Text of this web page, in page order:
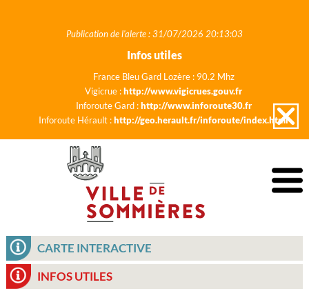
Publication de l'alerte : 31/07/2026 20:13:03
Infos utiles
France Bleu Gard Lozère : 90.2 Mhz
Vigicrue :http://www.vigicrues.gouv.fr
Inforoute Gard :http://www.inforoute30.fr
Inforoute Hérault :http://geo.herault.fr/inforoute/index.html
CARTE INTERACTIVE
INFOS UTILES